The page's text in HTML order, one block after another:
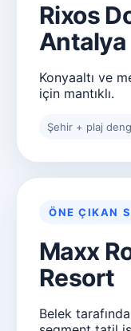
Rixos
Antalya
Konyaaltı ve
için mantıklı.
Şehir + plaj
ÖNE ÇIKAN
Maxx
Resort
Belek